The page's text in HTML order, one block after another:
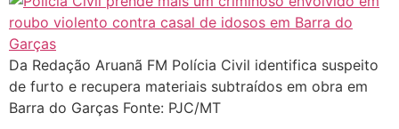
Da Redação Aruanã FM Polícia Civil identifica suspeito
de furto e recupera materiais subtraídos em obra em
Barra do Garças Fonte: PJC/MT